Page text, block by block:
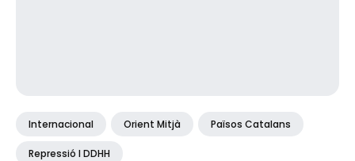
Internacional Orient Mitjà Països Catalans
Repressió I DDHH